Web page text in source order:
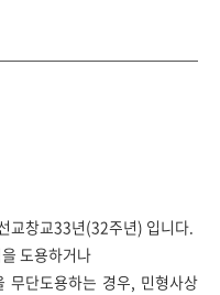
교창교33년(32주년) 입니다.
도용하거나
무단도용하는 경우, 민형사상